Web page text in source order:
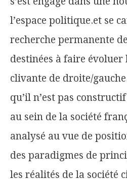
l’espace politique.et se
recherche permanente
destinées à faire
clivante de droite/
qu’il n’est pas
au sein de la société
analysé au vue de
des paradigmes de
les réalités de la société